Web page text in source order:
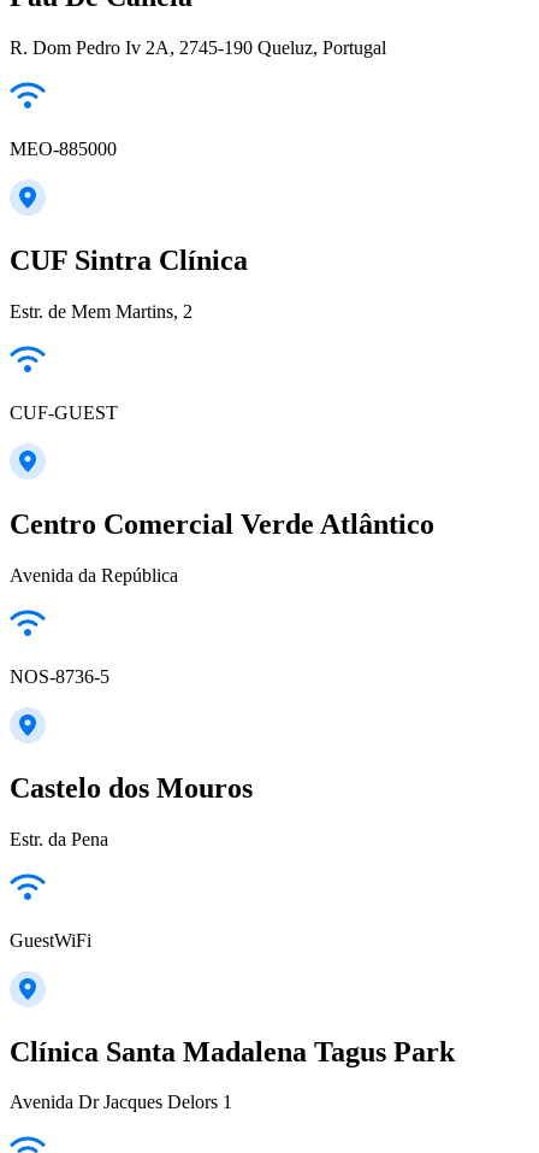
R. Dom Pedro Iv 2A, 2745-190 Queluz, Portugal
MEO-885000
CUF Sintra Clínica
Estr. de Mem Martins, 2
CUF-GUEST
Centro Comercial Verde Atlântico
Avenida da República
NOS-8736-5
Castelo dos Mouros
Estr. da Pena
GuestWiFi
Clínica Santa Madalena Tagus Park
Avenida Dr Jacques Delors 1